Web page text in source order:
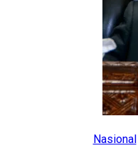
Nasional